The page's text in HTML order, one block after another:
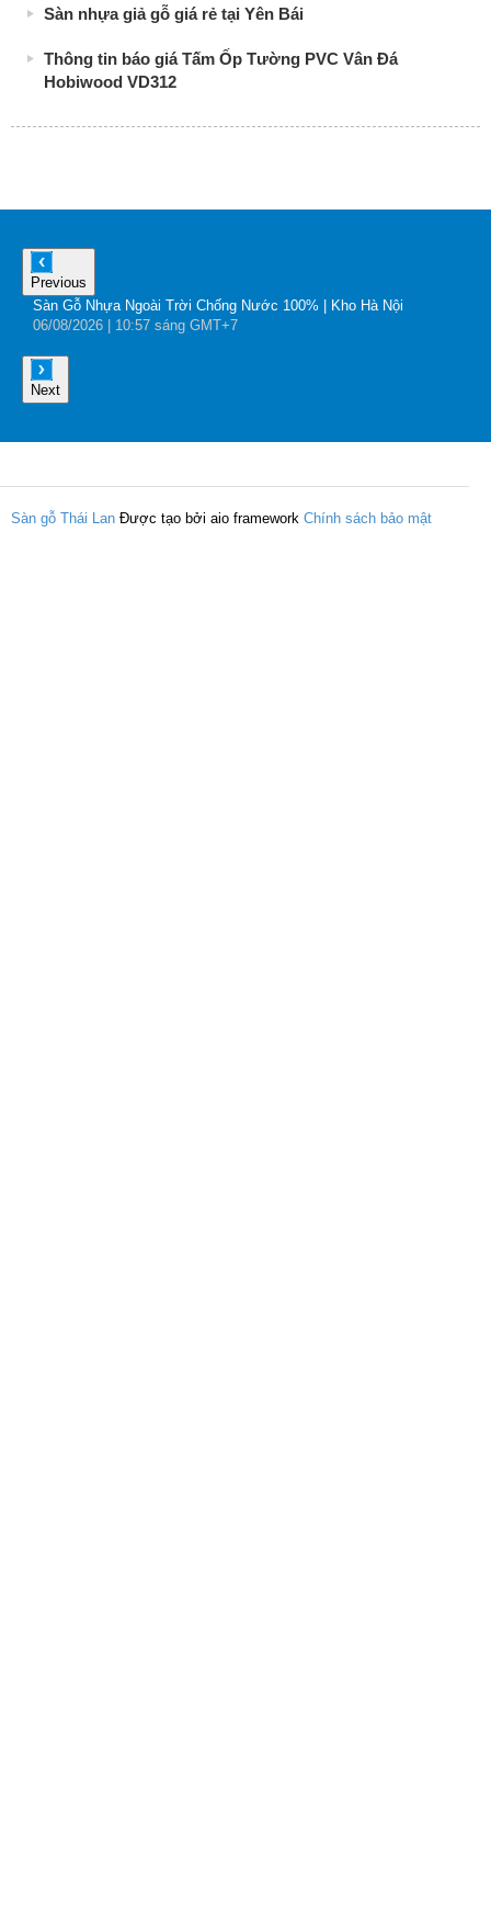
Sàn nhựa giả gỗ giá rẻ tại Yên Bái
Thông tin báo giá Tấm Ốp Tường PVC Vân Đá
Hobiwood VD312
Previous
Sàn Gỗ Nhựa Ngoài Trời Chống Nước 100% | Kho Hà Nội
06/08/2026 | 10:57 sáng GMT+7
Next
Sàn gỗ Thái Lan Được tạo bởi aio framework Chính sách bảo mật